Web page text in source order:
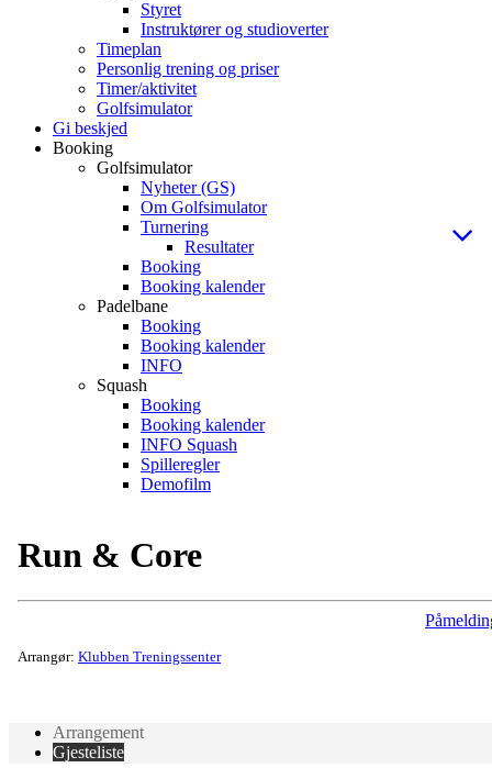
Styret
Instruktører og studioverter
Timeplan
Personlig trening og priser
Timer/aktivitet
Golfsimulator
Gi beskjed
Booking
Golfsimulator
Nyheter (GS)
Om Golfsimulator
Turnering
Resultater
Booking
Booking kalender
Padelbane
Booking
Booking kalender
INFO
Squash
Booking
Booking kalender
INFO Squash
Spilleregler
Demofilm
Run & Core
Arrangør: Klubben Treningssenter
Arrangement
Gjesteliste